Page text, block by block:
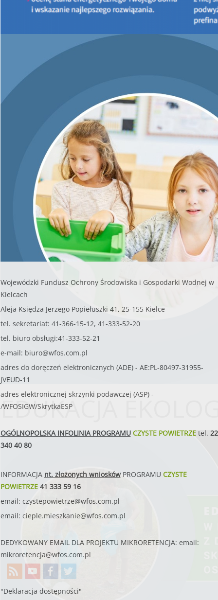
EDUKACJA
Beneficjenci programu Czyste
Powietrze, którzy od 22
kwietnia do 28 listopada 2024
r. składali wnioski o
przypadku braku możliwości częściowej lub całościowej
realizacji przedsięwzięcia zgodnie z umową o dofinansowanie,
mogą ubiegać się o przedłużenie terminu realizacji.
WFOŚiGW rozpatrzy każdą taką sprawę indywidualnie, z
możliwością wprowadzania zmian do umowy – zarówno w
zakresie terminów, jak i częściowego wykonania prac. Decyzje
podejmowane są po analizie zgodności z celami programu i
dopuszczalnymi terminami finansowania.
W sytuacjach, w których – po przeprowadzonej ocenie – nie
ma możliwości dalszego utrzymania umowy lub spełnienia jej
celów, WFOŚiGW może podjąć decyzję o jej wypowiedzeniu i
wezwaniu do zwrotu otrzymanych środków.
Wojewódzki Fundusz Ochrony Środowiska i Gospodarki Wodnej w
Kielcach
Aleja Księdza Jerzego Popiełuszki 41, 25-155 Kielce
tel. sekretariat: 41-366-15-12, 41-333-52-20
tel. biuro obsługi:41-333-52-21
e-mail: biuro@wfos.com.pl
adres do doręczeń elektronicznych (ADE) - AE:PL-80497-31955-
JVEUD-11
adres elektronicznej skrzynki podawczej (ASP) -
/WFOSIGW/SkrytkaESP
OGÓLNOPOLSKA INFOLINIA PROGRAMUCZYSTE POWIETRZEtel. 22
340 40 80
INFORMACJA nt. złożonych wnioskówPROGRAMU CZYSTE
POWIETRZE41 333 59 16
email: czystepowietrze@wfos.com.pl
email: cieple.mieszkanie@wfos.com.pl
DEDYKOWANY EMAIL DLA PROJEKTU MIKRORETENCJA: email:
mikroretencja@wfos.com.pl
"Deklaracja dostępności"